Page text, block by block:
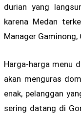
durian yang
karena Medan
Manager Gaminong,
Harga-harga menu
akan menguras
enak, pelanggan
sering datang di